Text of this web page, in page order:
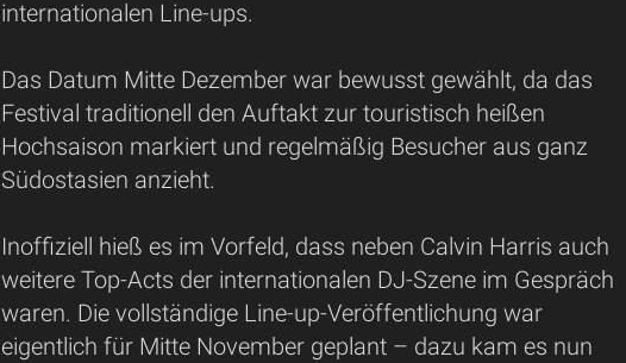
internationalen Line-ups.
Das Datum Mitte Dezember war bewusst gewählt, da das
Festival traditionell den Auftakt zur touristisch heißen
Hochsaison markiert und regelmäßig Besucher aus ganz
Südostasien anzieht.
Inoffiziell hieß es im Vorfeld, dass neben Calvin Harris auch
weitere Top-Acts der internationalen DJ-Szene im Gespräch
waren. Die vollständige Line-up-Veröffentlichung war
eigentlich für Mitte November geplant – dazu kam es nun